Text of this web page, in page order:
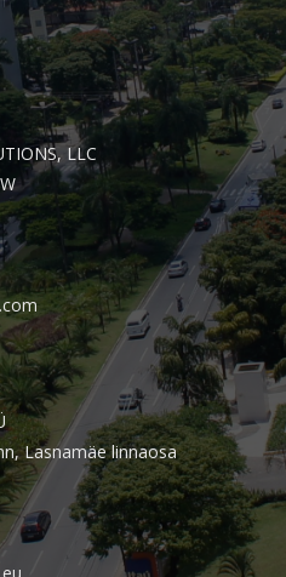
LLC
Lasnamäe linnaosa